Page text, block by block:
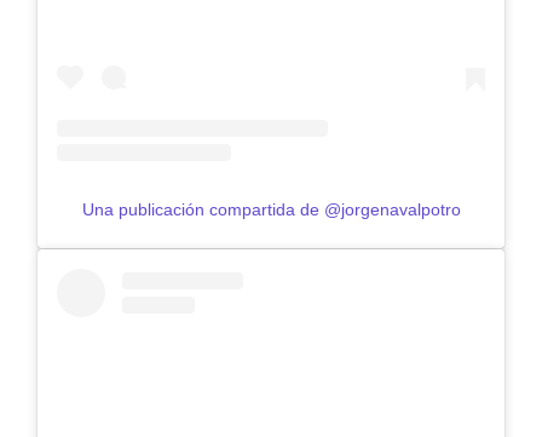
Una publicación compartida de @jorgenavalpotro